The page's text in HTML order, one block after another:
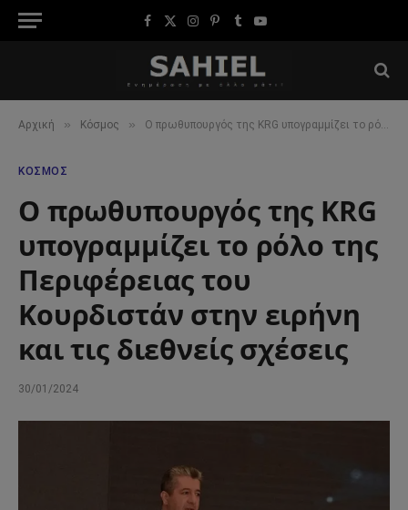
Facebook
X
Instagram
Pinterest
TumblrYouTube
Αρχική » Κόσμος » Ο πρωθυπουργός της KRG υπογραμμίζει το ρόλο της Περιφέρειας του Κουρδιστάν στην ειρήνη και τις διεθνείς σχέσεις
ΚΌΣΜΟΣ
Ο πρωθυπουργός της KRG
υπογραμμίζει το ρόλο της
Περιφέρειας του
Κουρδιστάν στην ειρήνη
και τις διεθνείς σχέσεις
30/01/2024